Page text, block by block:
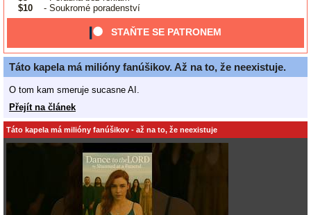
$10
- Soukromé poradenství
STAŇTE SE PATRONEM
Táto kapela má milióny fanúšikov. Až na to, že neexistuje.
O tom kam smeruje sucasne AI.
Přejít na článek
Táto kapela má milióny fanúšikov - až na to, že neexistuje